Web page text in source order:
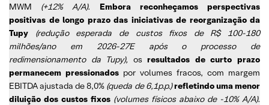
MWM (+12% A/A). Embora reconheçamos perspectivas
positivas de longo prazo das iniciativas de reorganização da
Tupy (redução esperada de custos fixos de R$ 100-180
milhões/ano em 2026-27E após o processo de
redimensionamento da Tupy), osresultados de curto prazo
permanecem pressionados por volumes fracos, com margem
EBITDA ajustada de 8,0% (queda de 6,1p.p.)refletindo uma menor
diluição dos custos fixos (volumes físicos abaixo de -10% A/A).